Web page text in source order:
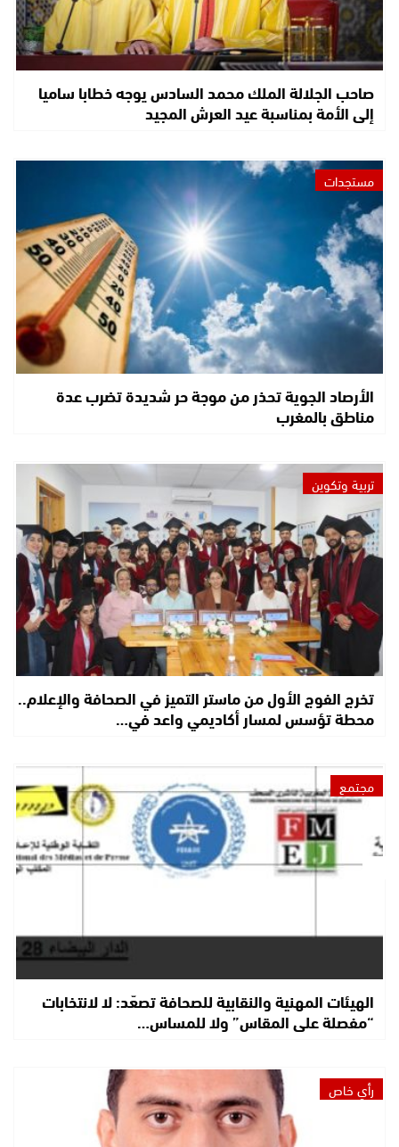
صاحب الجلالة الملك محمد السادس يوجه خطابا ساميا
إلى الأمة بمناسبة عيد العرش المجيد
مستجدات
الأرصاد الجوية تحذر من موجة حر شديدة تضرب عدة
مناطق بالمغرب
تربية وتكوين
تخرج الفوج الأول من ماستر التميز في الصحافة والإعلام..
محطة تؤسس لمسار أكاديمي واعد في…
مجتمع
الهيئات المهنية والنقابية للصحافة تصعّد: لا لانتخابات
“مفصلة على المقاس” ولا للمساس…
رأي خاص